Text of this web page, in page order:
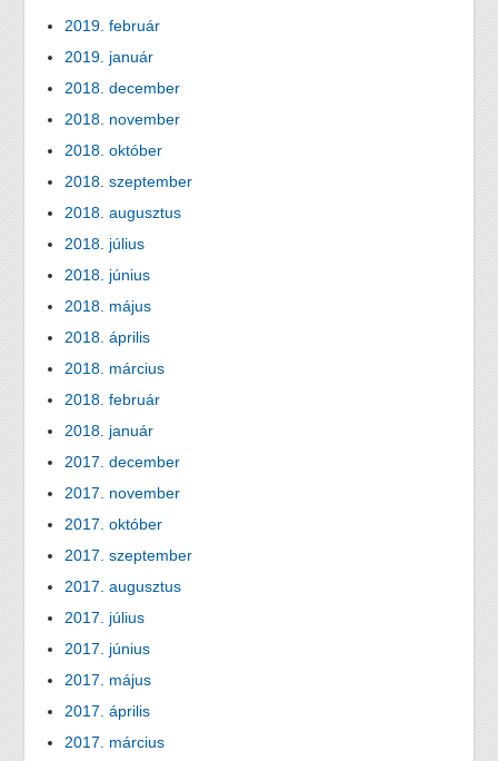
2019. február
2019. január
2018. december
2018. november
2018. október
2018. szeptember
2018. augusztus
2018. július
2018. június
2018. május
2018. április
2018. március
2018. február
2018. január
2017. december
2017. november
2017. október
2017. szeptember
2017. augusztus
2017. július
2017. június
2017. május
2017. április
2017. március